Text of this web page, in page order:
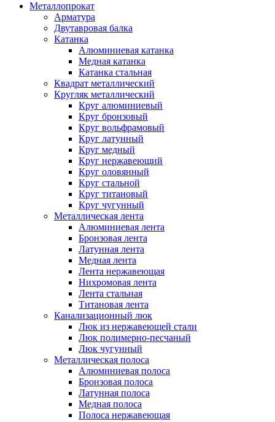
Металлопрокат
Арматура
Двутавровая балка
Катанка
Алюминиевая катанка
Медная катанка
Катанка стальная
Квадрат металлический
Кругляк металлический
Круг алюминиевый
Круг бронзовый
Круг вольфрамовый
Круг латунный
Круг медный
Круг нержавеющий
Круг оловянный
Круг стальной
Круг титановый
Круг чугунный
Металлическая лента
Алюминиевая лента
Бронзовая лента
Латунная лента
Медная лента
Лента нержавеющая
Нихромовая лента
Лента стальная
Титановая лента
Канализационный люк
Люк из нержавеющей стали
Люк полимерно-песчаный
Люк чугунный
Металлическая полоса
Алюминиевая полоса
Бронзовая полоса
Латунная полоса
Медная полоса
Полоса нержавеющая